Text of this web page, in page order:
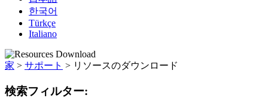
한국어
Türkçe
Italiano
家 > サポート > リソースのダウンロード
検索フィルター: